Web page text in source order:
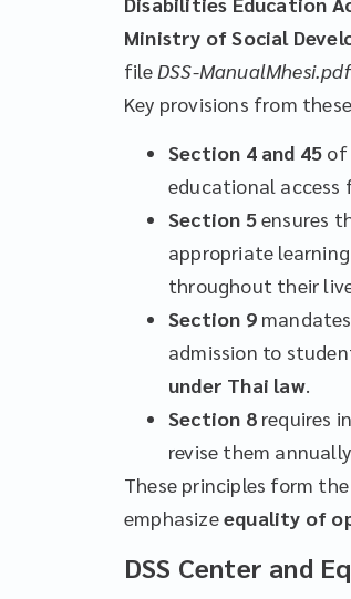
Ministry of Social
file DSS-ManualMhesi.pdf
Key provisions from
Section 4 and 45 of
educational access
Section 5ensures
appropriate
throughout their
Section 9
admission to
under Thai law.
Section 8requires
revise them
These principles form
emphasizeequality of
DSS Center and